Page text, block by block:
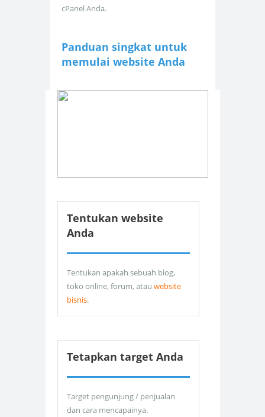
cPanel Anda.
Panduan singkat untuk
memulai website Anda
Tentukan website
Anda
Tentukan apakah sebuah blog,
toko online, forum, atau website
bisnis.
Tetapkan target Anda
Target pengunjung / penjualan
dan cara mencapainya.